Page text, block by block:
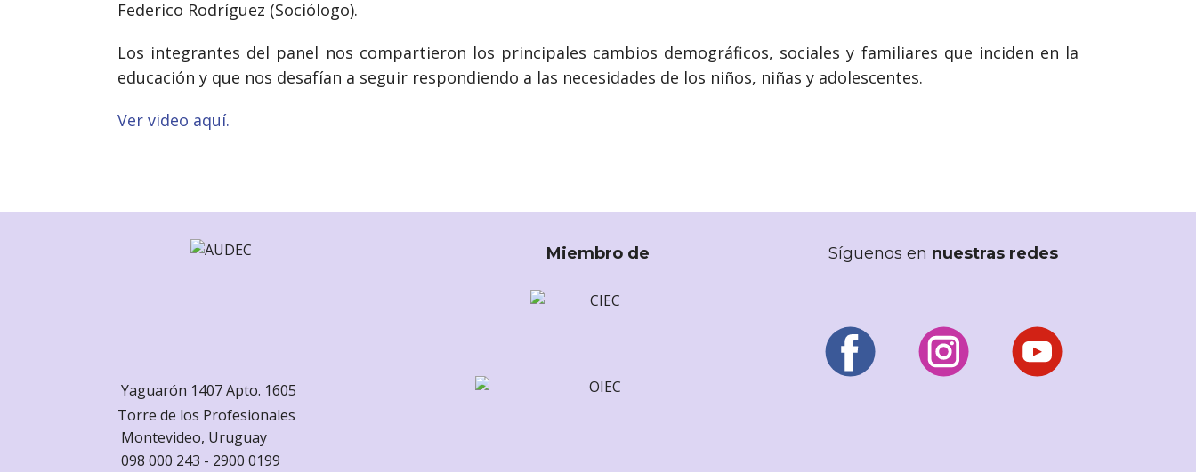
Federico Rodríguez (Sociólogo).
Los integrantes del panel nos compartieron los principales cambios demográficos, sociales y familiares que inciden en la
educación y que nos desafían a seguir respondiendo a las necesidades de los niños, niñas y adolescentes.
Ver video aquí.
Yaguarón 1407 Apto. 1605
Torre de los Profesionales
Montevideo, Uruguay
098 000 243 - 2900 0199
Miembro de Síguenos en nuestras redes